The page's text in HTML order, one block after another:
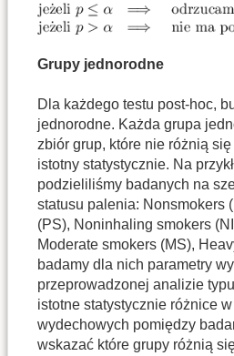
Grupy jednorodne
Dla każdego testu post-hoc,
jednorodne. Każda grupa
zbiór grup, które nie różnią
istotny statystycznie. Na
podzieliliśmy badanych na
statusu palenia: Nonsmokers
(PS), Noninhaling smokers
Moderate smokers (MS),
badamy dla nich parametry
przeprowadzonej analizie
istotne statystycznie różnice
wydechowych pomiędzy
wskazać które grupy różnią